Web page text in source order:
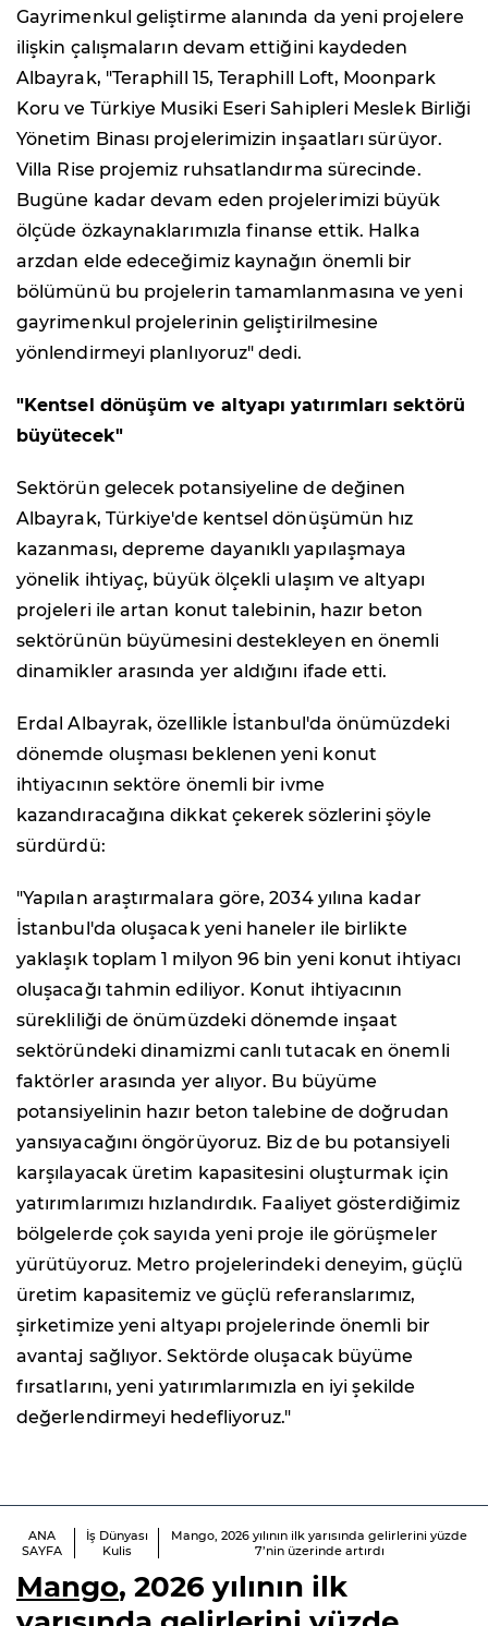
Gayrimenkul geliştirme alanında da yeni projelere
ilişkin çalışmaların devam ettiğini kaydeden
Albayrak, "Teraphill 15, Teraphill Loft, Moonpark
Koru ve Türkiye Musiki Eseri Sahipleri Meslek Birliği
Yönetim Binası projelerimizin inşaatları sürüyor.
Villa Rise projemiz ruhsatlandırma sürecinde.
Bugüne kadar devam eden projelerimizi büyük
ölçüde özkaynaklarımızla finanse ettik. Halka
arzdan elde edeceğimiz kaynağın önemli bir
bölümünü bu projelerin tamamlanmasına ve yeni
gayrimenkul projelerinin geliştirilmesine
yönlendirmeyi planlıyoruz" dedi.
"Kentsel dönüşüm ve altyapı yatırımları sektörü
büyütecek"
Sektörün gelecek potansiyeline de değinen
Albayrak, Türkiye'de kentsel dönüşümün hız
kazanması, depreme dayanıklı yapılaşmaya
yönelik ihtiyaç, büyük ölçekli ulaşım ve altyapı
projeleri ile artan konut talebinin, hazır beton
sektörünün büyümesini destekleyen en önemli
dinamikler arasında yer aldığını ifade etti.
Erdal Albayrak, özellikle İstanbul'da önümüzdeki
dönemde oluşması beklenen yeni konut
ihtiyacının sektöre önemli bir ivme
kazandıracağına dikkat çekerek sözlerini şöyle
sürdürdü:
"Yapılan araştırmalara göre, 2034 yılına kadar
İstanbul'da oluşacak yeni haneler ile birlikte
yaklaşık toplam 1 milyon 96 bin yeni konut ihtiyacı
oluşacağı tahmin ediliyor. Konut ihtiyacının
sürekliliği de önümüzdeki dönemde inşaat
sektöründeki dinamizmi canlı tutacak en önemli
faktörler arasında yer alıyor. Bu büyüme
potansiyelinin hazır beton talebine de doğrudan
yansıyacağını öngörüyoruz. Biz de bu potansiyeli
karşılayacak üretim kapasitesini oluşturmak için
yatırımlarımızı hızlandırdık. Faaliyet gösterdiğimiz
bölgelerde çok sayıda yeni proje ile görüşmeler
yürütüyoruz. Metro projelerindeki deneyim, güçlü
üretim kapasitemiz ve güçlü referanslarımız,
şirketimize yeni altyapı projelerinde önemli bir
avantaj sağlıyor. Sektörde oluşacak büyüme
fırsatlarını, yeni yatırımlarımızla en iyi şekilde
değerlendirmeyi hedefliyoruz."
ANA
SAYFA
İş Dünyası
Kulis
Mango, 2026 yılının ilk yarısında gelirlerini yüzde
7’nin üzerinde artırdı
Mango, 2026 yılının ilk